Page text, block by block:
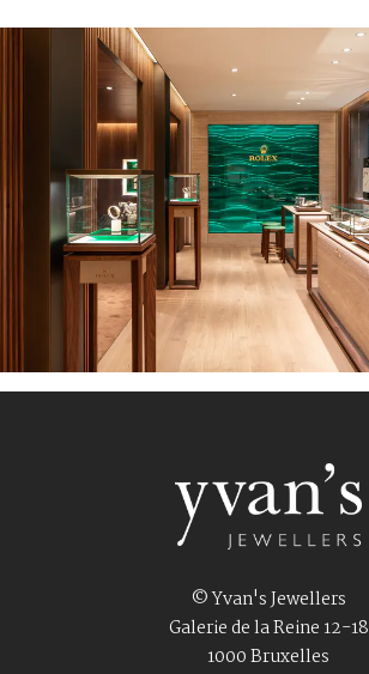
© Yvan's Jewellers
Galerie de la Reine 12-18
1000 Bruxelles